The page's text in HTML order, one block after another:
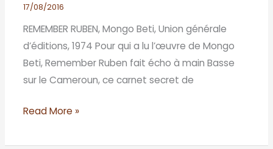
17/08/2016
REMEMBER RUBEN, Mongo Beti, Union générale
d’éditions, 1974 Pour qui a lu l’œuvre de Mongo
Beti, Remember Ruben fait écho à main Basse
sur le Cameroun, ce carnet secret de
Read More »